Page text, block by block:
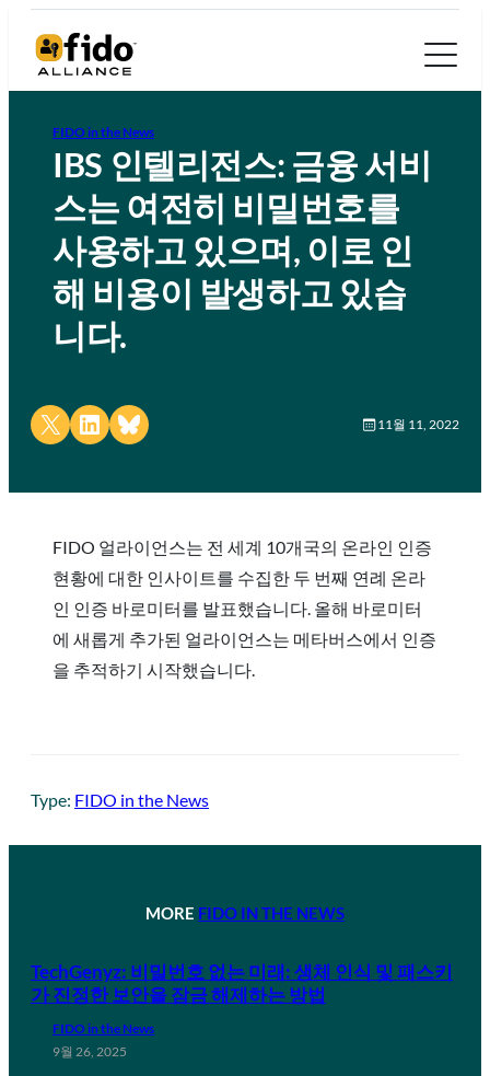
FIDO in the News
IBS 인텔리전스: 금융 서비
스는 여전히 비밀번호를
사용하고 있으며, 이로 인
해 비용이 발생하고 있습
니다.
Share on X Share on LinkedIn
Share on Bluesky 11월 11, 2022
FIDO 얼라이언스는 전 세계 10개국의 온라인 인증
현황에 대한 인사이트를 수집한 두 번째 연례 온라
인 인증 바로미터를 발표했습니다. 올해 바로미터
에 새롭게 추가된 얼라이언스는 메타버스에서 인증
을 추적하기 시작했습니다.
Type: FIDO in the News
MORE FIDO IN THE NEWS
TechGenyz: 비밀번호 없는 미래: 생체 인식 및 패스키
가 진정한 보안을 잠금 해제하는 방법
FIDO in the News
9월 26, 2025